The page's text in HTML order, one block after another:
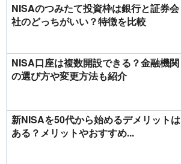
NISAのつみたて投資枠は銀行と証券会
社のどっちがいい？特徴を比較
NISA口座は複数開設できる？金融機関
の選び方や変更方法も紹介
新NISAを50代から始めるデメリットは
ある？メリットやおすすめ...